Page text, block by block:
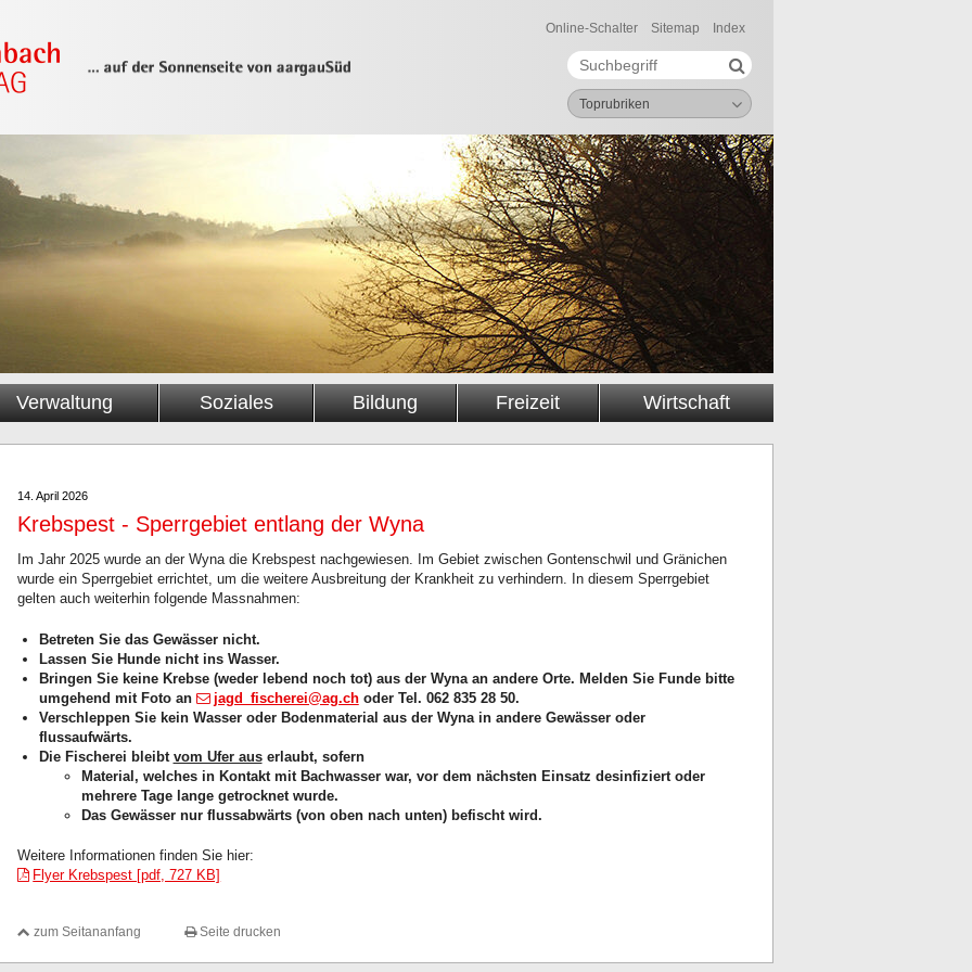
Online-Schalter Sitemap Index
Suchbegriff
Suche starten
Toprubriken
Verwaltung Soziales Bildung Freizeit Wirtschaft
Krebspest - Sperrgebiet entlang der Wyna
14. April 2026
Im Jahr 2025 wurde an der Wyna die Krebspest nachgewiesen. Im Gebiet zwischen Gontenschwil und Gränichen
wurde ein Sperrgebiet errichtet, um die weitere Ausbreitung der Krankheit zu verhindern. In diesem Sperrgebiet
gelten auch weiterhin folgende Massnahmen:
Betreten Sie das Gewässer nicht.
Lassen Sie Hunde nicht ins Wasser.
Bringen Sie keine Krebse (weder lebend noch tot) aus der Wyna an andere Orte. Melden Sie Funde bitte
umgehend mit Foto an
jagd_fischerei@ag.choder Tel. 062 835 28 50.
Verschleppen Sie kein Wasser oder Bodenmaterial aus der Wyna in andere Gewässer oder
flussaufwärts.
Die Fischerei bleibt vom Ufer auserlaubt, sofern
Material, welches in Kontakt mit Bachwasser war, vor dem nächsten Einsatz desinfiziert oder
mehrere Tage lange getrocknet wurde.
Das Gewässer nur flussabwärts (von oben nach unten) befischt wird.
Weitere Informationen finden Sie hier:
Flyer Krebspest [pdf, 727 KB]
zum Seitananfang Seite drucken